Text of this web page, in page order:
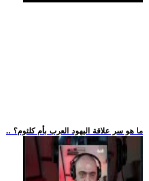
.. ما هو سر علاقة اليهود العرب بأم كلثوم؟